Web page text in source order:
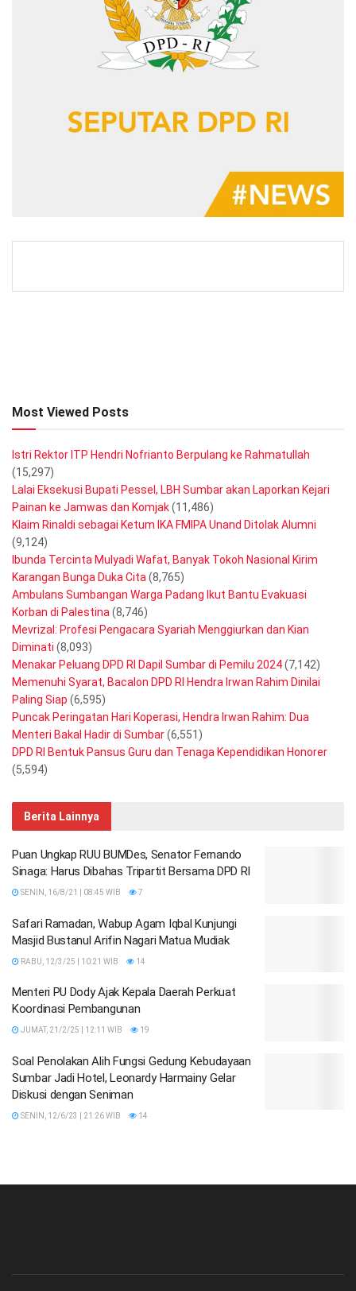
Most Viewed Posts
Istri Rektor ITP Hendri Nofrianto Berpulang ke Rahmatullah
(15,297)
Lalai Eksekusi Bupati Pessel, LBH Sumbar akan Laporkan Kejari
Painan ke Jamwas dan Komjak(11,486)
Klaim Rinaldi sebagai Ketum IKA FMIPA Unand Ditolak Alumni
(9,124)
Ibunda Tercinta Mulyadi Wafat, Banyak Tokoh Nasional Kirim
Karangan Bunga Duka Cita (8,765)
Ambulans Sumbangan Warga Padang Ikut Bantu Evakuasi
Korban di Palestina (8,746)
Mevrizal: Profesi Pengacara Syariah Menggiurkan dan Kian
Diminati (8,093)
Menakar Peluang DPD RI Dapil Sumbar di Pemilu 2024(7,142)
Memenuhi Syarat, Bacalon DPD RI Hendra Irwan Rahim Dinilai
Paling Siap (6,595)
Puncak Peringatan Hari Koperasi, Hendra Irwan Rahim: Dua
Menteri Bakal Hadir di Sumbar(6,551)
DPD RI Bentuk Pansus Guru dan Tenaga Kependidikan Honorer
(5,594)
Berita Lainnya
Puan Ungkap RUU BUMDes, Senator Fernando
Sinaga: Harus Dibahas Tripartit Bersama DPD RI
SENIN, 16/8/21 | 08:45 WIB 7
Safari Ramadan, Wabup Agam Iqbal Kunjungi
Masjid Bustanul Arifin Nagari Matua Mudiak
RABU, 12/3/25 | 10:21 WIB 14
Menteri PU Dody Ajak Kepala Daerah Perkuat
Koordinasi Pembangunan
JUMAT, 21/2/25 | 12:11 WIB 19
Soal Penolakan Alih Fungsi Gedung Kebudayaan
Sumbar Jadi Hotel, Leonardy Harmainy Gelar
Diskusi dengan Seniman
SENIN, 12/6/23 | 21:26 WIB 14